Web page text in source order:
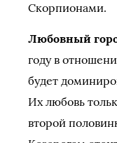
Скорпионами.
Любовный
году в
будет
Их любовь
второй